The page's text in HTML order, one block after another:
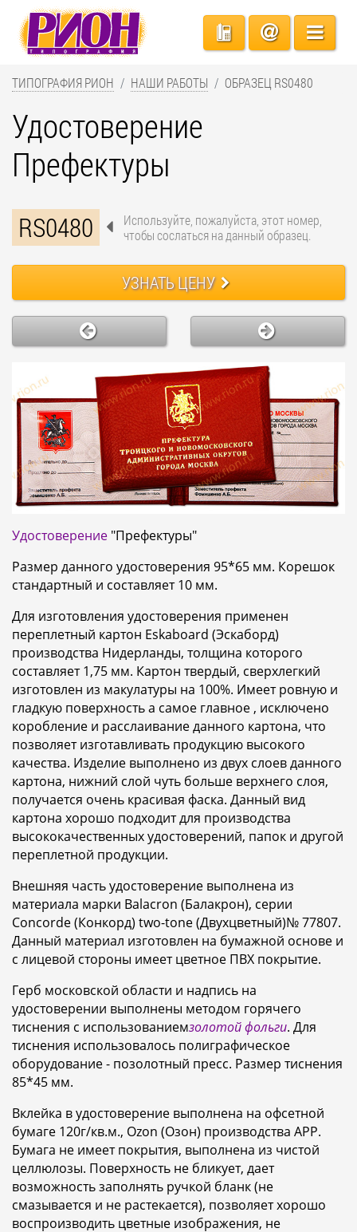
ТИПОГРАФИЯ РИОН НАШИ РАБОТЫ ОБРАЗЕЦ RS0480
Удостоверение
Префектуры
RS0480
Используйте, пожалуйста, этот номер,
чтобы сослаться на данный образец.
УЗНАТЬ ЦЕНУ
Удостоверение "Префектуры"
Размер данного удостоверения 95*65 мм. Корешок
стандартный и составляет 10 мм.
Для изготовления удостоверения применен
переплетный картон Eskaboard (Эскаборд)
производства Нидерланды, толщина которого
составляет 1,75 мм. Картон твердый, сверхлегкий
изготовлен из макулатуры на 100%. Имеет ровную и
гладкую поверхность а самое главное , исключено
коробление и расслаивание данного картона, что
позволяет изготавливать продукцию высокого
качества. Изделие выполнено из двух слоев данного
картона, нижний слой чуть больше верхнего слоя,
получается очень красивая фаcка. Данный вид
картона хорошо подходит для производства
высококачественных удостоверений, папок и другой
переплетной продукции.
Внешняя часть удостоверение выполнена из
материала марки Balacron (Балакрон), серии
Concorde (Конкорд) two-tone (Двухцветный)№ 77807.
Данный материал изготовлен на бумажной основе и
с лицевой стороны имеет цветное ПВХ покрытие.
Герб московской области и надпись на
удостоверении выполнены методом горячего
тиснения с использованиемзолотой фольги. Для
тиснения использовалось полиграфическое
оборудование - позолотный пресс. Размер тиснения
85*45 мм.
Вклейка в удостоверение выполнена на офсетной
бумаге 120г/кв.м., Ozon (Озон) производства АРР.
Бумага не имеет покрытия, выполнена из чистой
целлюлозы. Поверхность не бликует, дает
возможность заполнять ручкой бланк (не
смазывается и не растекается), позволяет хорошо
воспроизводить цветные изображения, не